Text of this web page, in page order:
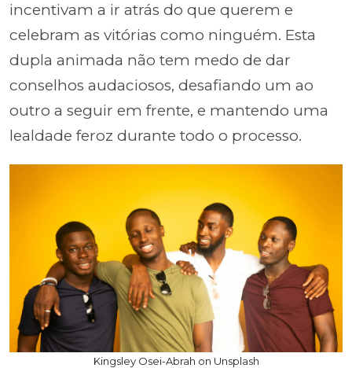
incentivam a ir atrás do que querem e
celebram as vitórias como ninguém. Esta
dupla animada não tem medo de dar
conselhos audaciosos, desafiando um ao
outro a seguir em frente, e mantendo uma
lealdade feroz durante todo o processo.
Kingsley Osei-Abrah on Unsplash